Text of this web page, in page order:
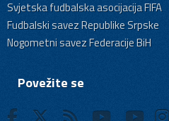
Svjetska fudbalska asocijacija FIFA
Fudbalski savez Republike Srpske
Nogometni savez Federacije BiH
Povežite se